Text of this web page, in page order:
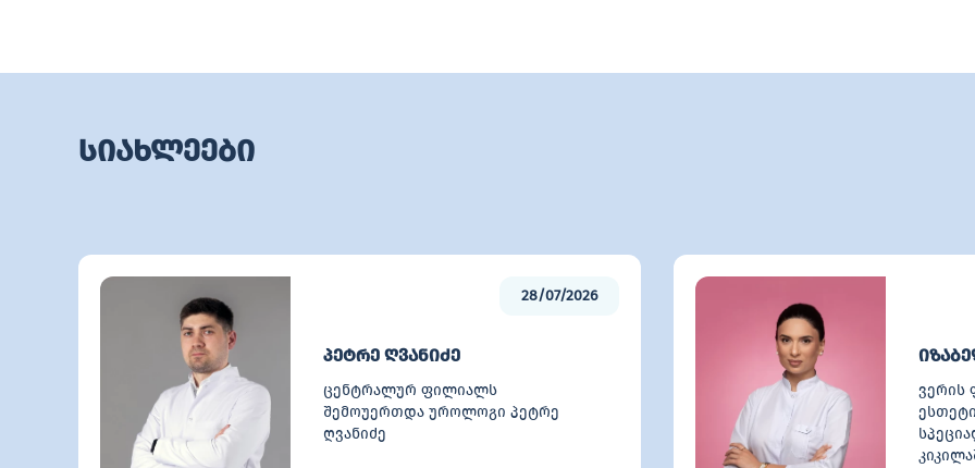
სიახლეები
28/07/2026
პეტრე ღვანიძე
ცენტრალურ ფილიალს
შემოუერთდა უროლოგი პეტრე
ღვანიძე
ვერის